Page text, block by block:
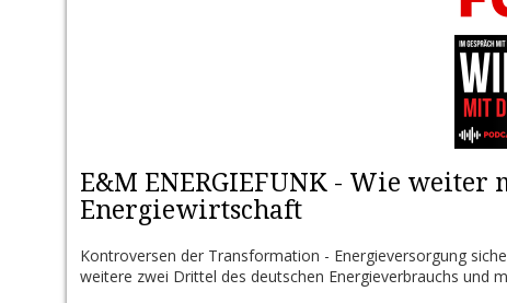
E&M ENERGIEFUNK - Wie
Energiewirtschaft
Kontroversen der Transformation - Energieversorgung
weitere zwei Drittel des deutschen Energieverbrauchs und